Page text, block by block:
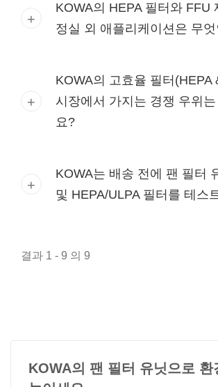
KOWA의 HEPA 필터와 FFU
정실 외 애플리케이션은 무
KOWA의 고효율 필터(HEPA
시장에서 가지는 경쟁 우위
요?
KOWA는 배송 전에 팬 필터
및 HEPA/ULPA 필터를 테스
결과 1 - 9 의 9
KOWA의 팬 필터 유닛으로 환